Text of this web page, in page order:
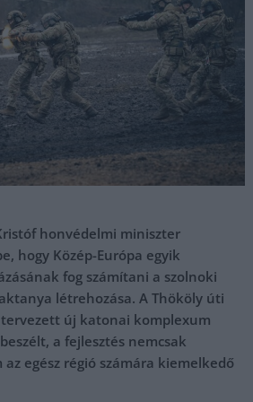
honvédelmi miniszter
hogy Közép-Európa egyik
fog számítani a szolnoki
létrehozása. A Thököly úti
új katonai komplexum
a fejlesztés nemcsak
egész régió számára kiemelkedő